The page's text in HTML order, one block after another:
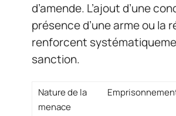
d’amende. L’ajout d’une
présence d’une arme ou la
renforcent
sanction.
Nature de la
menace